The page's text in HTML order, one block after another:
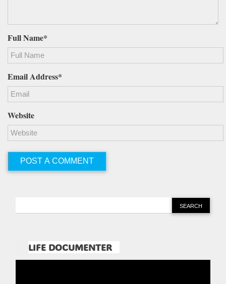
Full Name*
Email Address*
Website
LIFE DOCUMENTER